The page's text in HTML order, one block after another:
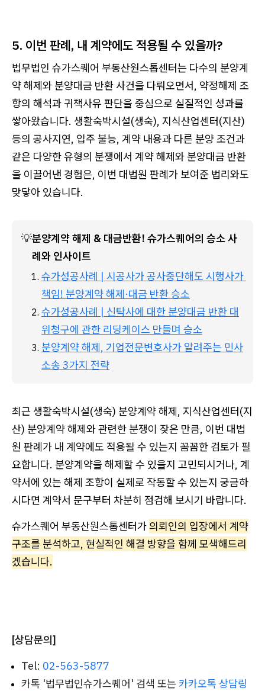
5. 이번 판례, 내 계약에도 적용될 수 있을까?
법무법인 슈가스퀘어 부동산원스톱센터는 다수의 분양계
약 해제와 분양대금 반환 사건을 다뤄오면서, 약정해제 조
항의 해석과 귀책사유 판단을 중심으로 실질적인 성과를
쌓아왔습니다. 생활숙박시설(생숙), 지식산업센터(지산)
등의 공사지연, 입주 불능, 계약 내용과 다른 분양 조건과
같은 다양한 유형의 분쟁에서 계약 해제와 분양대금 반환
을 이끌어낸 경험은, 이번 대법원 판례가 보여준 법리와도
맞닿아 있습니다.
💡분양계약 해제 & 대금반환! 슈가스퀘어의 승소 사
례와 인사이트
슈가성공사례 | 시공사가 공사중단해도 시행사가
책임! 분양계약 해제·대금 반환 승소
슈가성공사례 | 신탁사에 대한 분양대금 반환 대
위청구에 관한 리딩케이스 만들며 승소
분양계약 해제, 기업전문변호사가 알려주는 민사
소송 3가지 전략
최근 생활숙박시설(생숙) 분양계약 해제, 지식산업센터(지
산) 분양계약 해제와 관련한 분쟁이 잦은 만큼, 이번 대법
원 판례가 내 계약에도 적용될 수 있는지 꼼꼼한 검토가 필
요합니다. 분양계약을 해제할 수 있을지 고민되시거나, 계
약서에 있는 해제 조항이 실제로 작동할 수 있는지 궁금하
시다면 계약서 문구부터 차분히 점검해 보시기 바랍니다.
슈가스퀘어 부동산원스톱센터가 의뢰인의 입장에서 계약
구조를 분석하고, 현실적인 해결 방향을 함께 모색해드리
겠습니다.
[상담문의]
Tel: 02-563-5877
카톡 '법무법인슈가스퀘어' 검색 또는 카카오톡 상담링